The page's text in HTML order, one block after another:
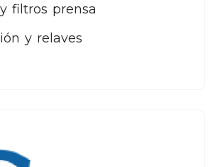
filtros prensa
y relaves